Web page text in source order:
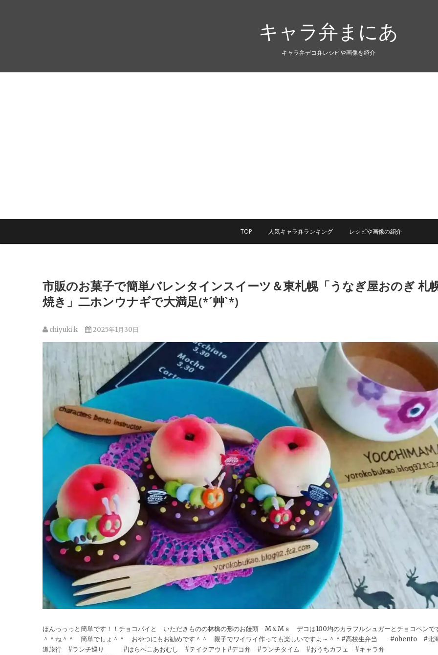
キャラ弁まにあ
キャラ弁デコ弁レシピや画像を紹介
TOP 人気キャラ弁ランキング レシピや画像の紹介
市販のお菓子で簡単バレンタインスイーツ＆東札幌「うなぎ屋おのぎ 札
焼き」二ホンウナギで大満足(*´艸`*)
chiyuki.k 2025年1月30日
ほんっっっと簡単です！！チョコパイと いただきものの林檎の形のお饅頭 М＆Мｓ デコは100均のカラフルシュガーとチョコペンで
＾＾ね＾＾ 簡単でしょ＾＾ おやつにもお勧めです＾＾ 親子でワイワイ作っても楽しいですよ～＾＾#高校生弁当 #obento #北
道旅行 #ランチ巡り #はらぺこあおむし #テイクアウト#デコ弁 #ランチタイム #おうちカフェ #キャラ弁